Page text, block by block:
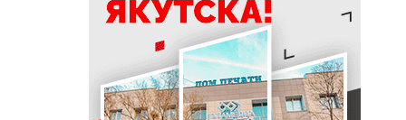
19:25
Новый аэропорт в Мирном
планируется ввести в
эксплуатацию в 2027 году
19:00
В Якутии работает пилотный
проект «Маршрут заботы» для